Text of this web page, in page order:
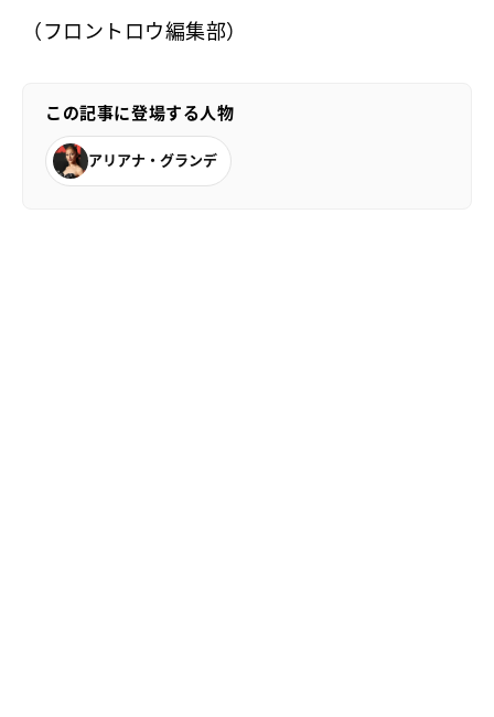
（フロントロウ編集部）
この記事に登場する人物
アリアナ・グランデ